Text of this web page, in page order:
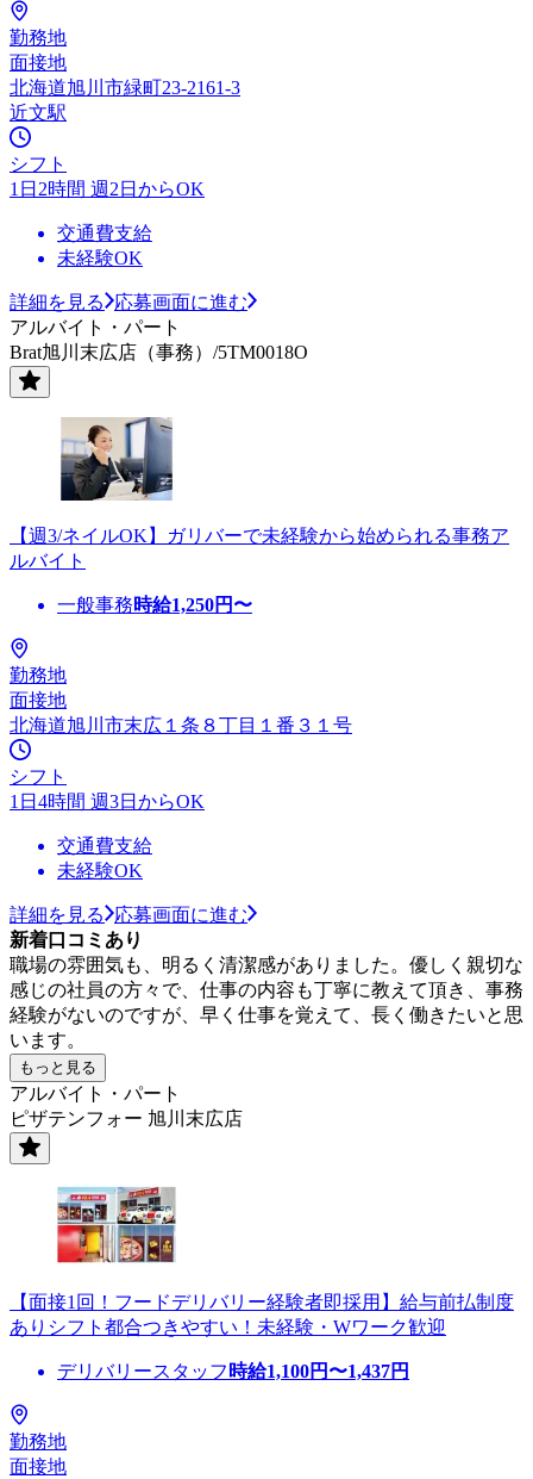
勤務地
面接地
北海道旭川市緑町23-2161-3
近文駅
シフト
1日2時間 週2日からOK
交通費支給
未経験OK
詳細を見る
応募画面に進む
アルバイト・パート
Brat旭川末広店（事務）/5TM0018O
【週3/ネイルOK】ガリバーで未経験から始められる事務ア
ルバイト
一般事務時給1,250円〜
勤務地
面接地
北海道旭川市末広１条８丁目１番３１号
シフト
1日4時間 週3日からOK
交通費支給
未経験OK
詳細を見る
応募画面に進む
新着口コミあり
職場の雰囲気も、明るく清潔感がありました。優しく親切な
感じの社員の方々で、仕事の内容も丁寧に教えて頂き、事務
経験がないのですが、早く仕事を覚えて、長く働きたいと思
います。
もっと見る
アルバイト・パート
ピザテンフォー 旭川末広店
【面接1回！フードデリバリー経験者即採用】給与前払制度
ありシフト都合つきやすい！未経験・Wワーク歓迎
デリバリースタッフ 時給1,100円〜1,437円
勤務地
面接地